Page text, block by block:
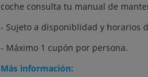
coche consulta tu manual de
- Sujeto a disponiblidad y horarios
- Máximo 1 cupón por persona.
Más información: